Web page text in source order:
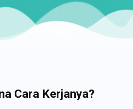
Cara Kerjanya?